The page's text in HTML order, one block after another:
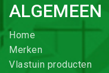
ALGEMEEN
Home
Merken
Vlastuin producten